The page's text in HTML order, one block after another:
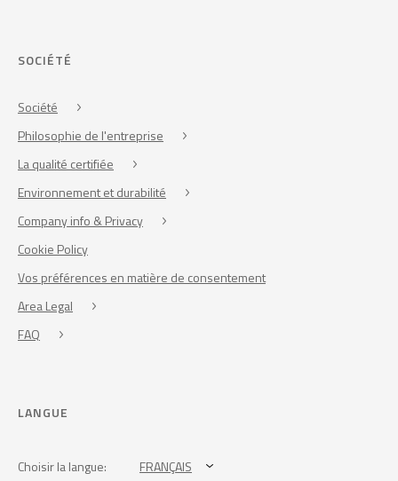
SOCIÉTÉ
Société
Philosophie de l'entreprise
La qualité certifiée
Environnement et durabilité
Company info & Privacy
Cookie Policy
Vos préférences en matière de consentement
Area Legal
FAQ
LANGUE
Choisir la langue: FRANÇAIS